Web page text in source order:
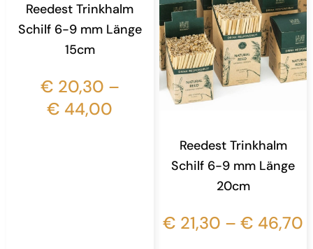
Reedest Trinkhalm
Schilf 6-9 mm Länge
15cm
€ 20,30 –
€ 44,00
Reedest Trinkhalm
Schilf 6-9 mm Länge
20cm
€ 21,30 –€ 46,70